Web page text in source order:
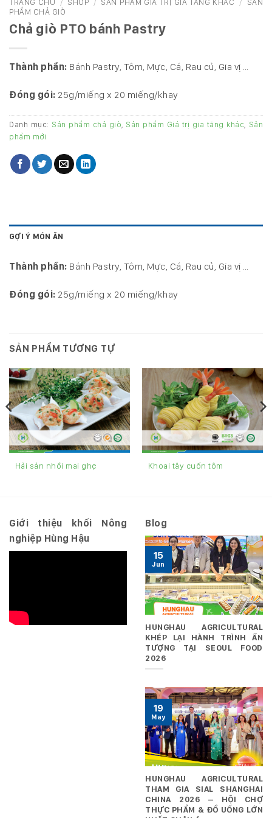
PHẨM CHẢ GIÒ
Chả giò PTO bánh Pastry
Thành phần: Bánh Pastry, Tôm, Mực, Cá, Rau củ, Gia vị …
Đóng gói: 25g/miếng x 20 miếng/khay
Danh mục: Sản phẩm chả giò Sản phẩm Giá trị gia tăng khác
Sản
phẩm mới
GỢI Ý MÓN ĂN
Thành phần: Bánh Pastry, Tôm, Mực, Cá, Rau củ, Gia vị …
Đóng gói: 25g/miếng x 20 miếng/khay
SẢN PHẨM TƯƠNG TỰ
Hải sản nhồi mai ghẹ Khoai tây cuốn tôm
Giới thiệu khối Nông
nghiệp Hùng Hậu
Blog
HUNGHAU AGRICULTURAL
KHÉP LẠI HÀNH TRÌNH ẤN
TƯỢNG TẠI SEOUL FOOD
2026
15
Jun
HUNGHAU AGRICULTURAL
THAM GIA SIAL SHANGHAI
CHINA 2026 – HỘI CHỢ
THỰC PHẨM & ĐỒ UỐNG LỚN
19
May